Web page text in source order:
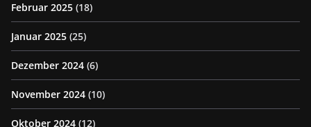
Februar 2025 (18)
Januar 2025 (25)
Dezember 2024 (6)
November 2024 (10)
Oktober 2024 (12)